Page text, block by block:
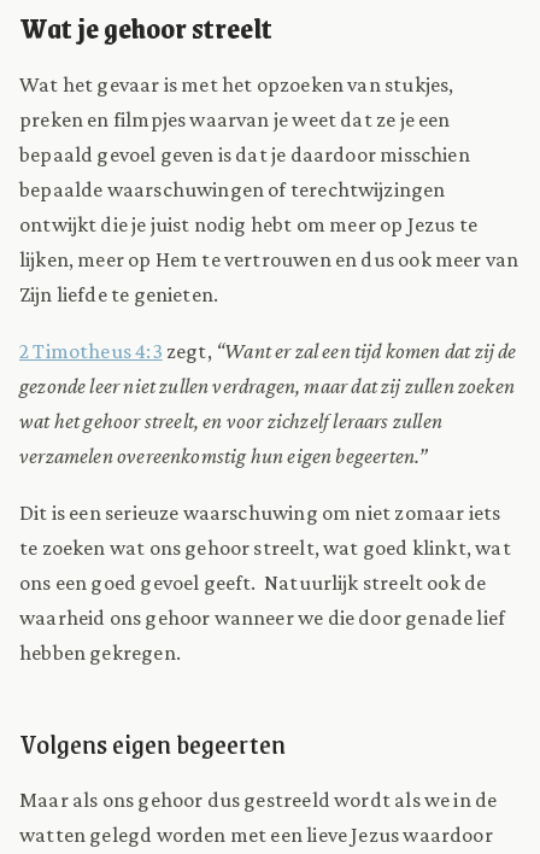
Wat je gehoor streelt
Wat het gevaar is met het opzoeken van stukjes,
preken en filmpjes waarvan je weet dat ze je een
bepaald gevoel geven is dat je daardoor misschien
bepaalde waarschuwingen of terechtwijzingen
ontwijkt die je juist nodig hebt om meer op Jezus te
lijken, meer op Hem te vertrouwen en dus ook meer van
Zijn liefde te genieten.
2 Timotheus 4:3 zegt, “Want er zal een tijd komen dat zij de
gezonde leer niet zullen verdragen, maar dat zij zullen zoeken
wat het gehoor streelt, en voor zichzelf leraars zullen
verzamelen overeenkomstig hun eigen begeerten.”
Dit is een serieuze waarschuwing om niet zomaar iets
te zoeken wat ons gehoor streelt, wat goed klinkt, wat
ons een goed gevoel geeft. Natuurlijk streelt ook de
waarheid ons gehoor wanneer we die door genade lief
hebben gekregen.
Volgens eigen begeerten
Maar als ons gehoor dus gestreeld wordt als we in de
watten gelegd worden met een lieve Jezus waardoor